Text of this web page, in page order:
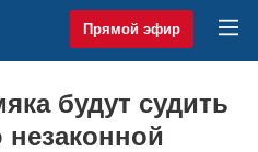
Прямой эфир
будут судить
незаконной